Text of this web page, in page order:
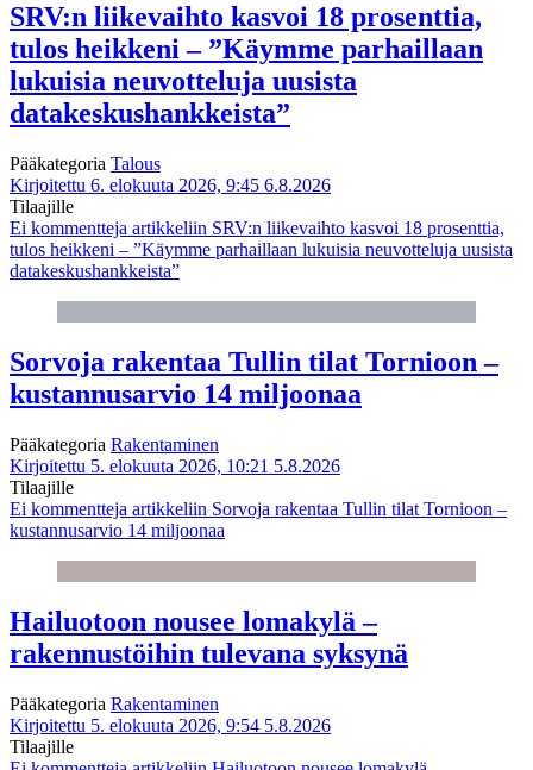
SRV:n liikevaihto kasvoi 18 prosenttia,
tulos heikkeni – ”Käymme parhaillaan
lukuisia neuvotteluja uusista
datakeskushankkeista”
Pääkategoria Talous
Kirjoitettu 6. elokuuta 2026, 9:45 6.8.2026
Tilaajille
Ei kommentteja artikkeliin SRV:n liikevaihto kasvoi 18 prosenttia,
tulos heikkeni – ”Käymme parhaillaan lukuisia neuvotteluja uusista
datakeskushankkeista”
Sorvoja rakentaa Tullin tilat Tornioon –
kustannusarvio 14 miljoonaa
Pääkategoria Rakentaminen
Kirjoitettu 5. elokuuta 2026, 10:21 5.8.2026
Tilaajille
Ei kommentteja artikkeliin Sorvoja rakentaa Tullin tilat Tornioon –
kustannusarvio 14 miljoonaa
Hailuotoon nousee lomakylä –
rakennustöihin tulevana syksynä
Pääkategoria Rakentaminen
Kirjoitettu 5. elokuuta 2026, 9:54 5.8.2026
Tilaajille